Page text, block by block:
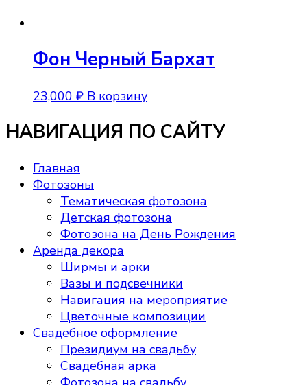
Фон Черный Бархат
23,000 ₽ В корзину
НАВИГАЦИЯ ПО САЙТУ
Главная
Фотозоны
Тематическая фотозона
Детская фотозона
Фотозона на День Рождения
Аренда декора
Ширмы и арки
Вазы и подсвечники
Навигация на мероприятие
Цветочные композиции
Свадебное оформление
Президиум на свадьбу
Свадебная арка